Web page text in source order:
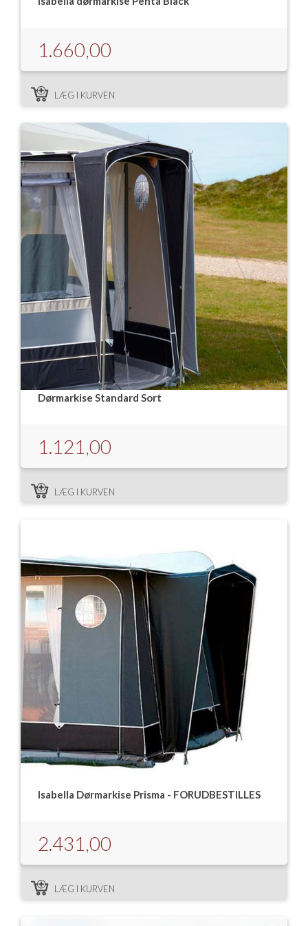
GPDR - KG Camping Kundeklub
1.660,00
LÆG I KURVEN
Dørmarkise Standard Sort
1.121,00
LÆG I KURVEN
Isabella Dørmarkise Prisma - FORUDBESTILLES
2.431,00
LÆG I KURVEN